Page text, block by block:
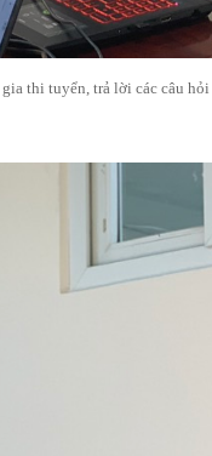
thi tuyển, trả lời các câu hỏi